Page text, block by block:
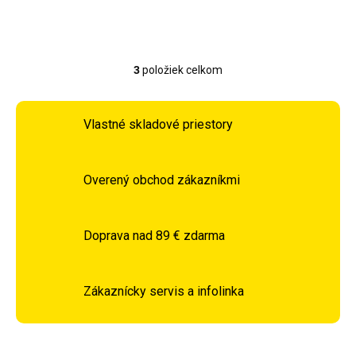
Ovládacie prvky výpisu
3položiek celkom
Vlastné skladové priestory
Overený obchod zákazníkmi
Doprava nad 89 € zdarma
Zákaznícky servis a infolinka